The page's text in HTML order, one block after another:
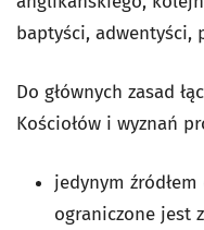
baptyści, adwentyści,
Do głównych zasad
Kościołów i wyznań
jedynym
ograniczone jest